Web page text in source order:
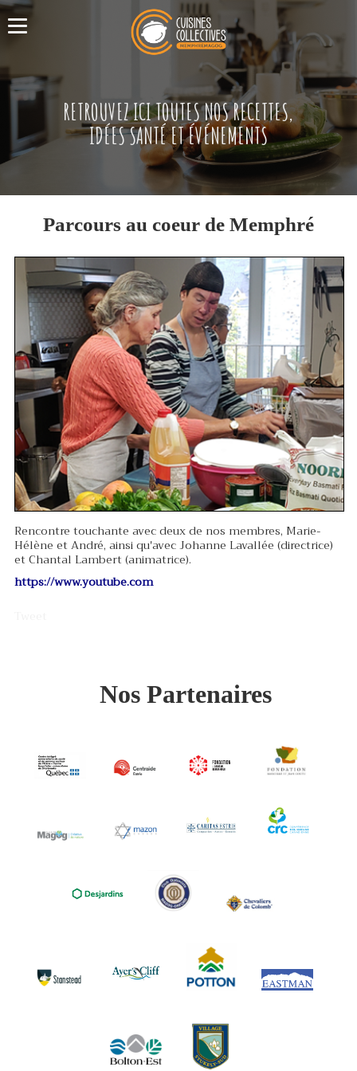
RETROUVEZ ICI TOUTES NOS RECETTES,
IDÉES SANTÉ ET ÉVÉNEMENTS
Parcours au coeur de Memphré
Rencontre touchante avec deux de nos membres, Marie-
Hélène et André, ainsi qu'avec Johanne Lavallée (directrice)
et Chantal Lambert (animatrice).
https://www.youtube.com
Nos Partenaires